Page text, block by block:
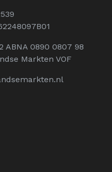
ABNA 0890 0807 98
Markten VOF